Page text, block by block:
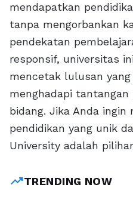
mendapatkan
tanpa mengorbankan
pendekatan
responsif, universitas
mencetak lulusan
menghadapi
bidang. Jika Anda ingin
pendidikan yang unik
University adalah
trending_upTRENDING NOW